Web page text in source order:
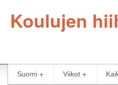
Koulujen
Suomi Viikot